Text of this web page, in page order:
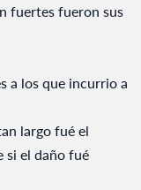
fuertes fueron sus
a los que incurrio a
largo fué el
si el daño fué